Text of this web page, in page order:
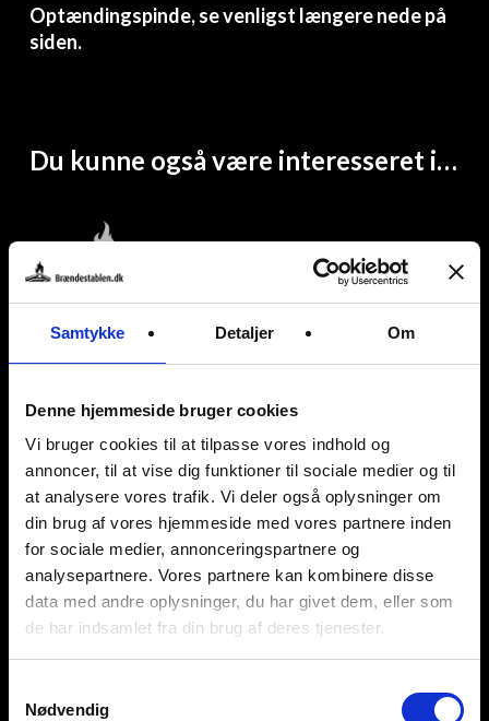
Samtykke Detaljer Om
Denne hjemmeside bruger cookies
Vi bruger cookies til at tilpasse vores indhold og
annoncer, til at vise dig funktioner til sociale medier og til
at analysere vores trafik. Vi deler også oplysninger om
din brug af vores hjemmeside med vores partnere inden
for sociale medier, annonceringspartnere og
analysepartnere. Vores partnere kan kombinere disse
data med andre oplysninger, du har givet dem, eller som
de har indsamlet fra din brug af deres tjenester.
Nødvendig
Optændingspinde, se venligst længere nede på
siden.
Du kunne også være interesseret i…
optændingspinde,
8 liter
25kr.
Søg